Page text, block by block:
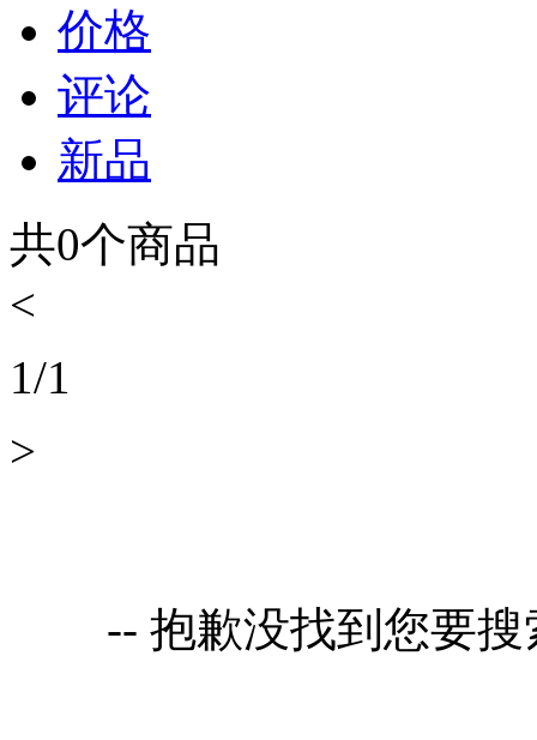
价格
评论
新品
共0个商品
<
1/1
>
-- 抱歉没找到您要